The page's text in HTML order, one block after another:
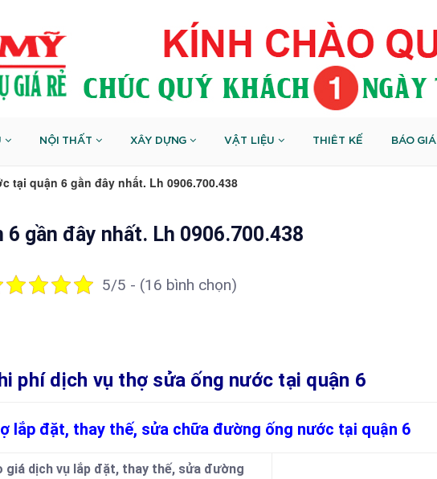
NỘI THẤT XÂY DỰNG VẬT LIỆU THIÊT KẾ BÁO GIÁ
tại quận 6 gần đây nhất. Lh 0906.700.438
gần đây nhất. Lh 0906.700.438
5/5 - (16 bình chọn)
phí dịch vụ thợ sửa ống nước tại quận 6
lắp đặt, thay thế, sửa chữa đường ống nước tại quận 6
dịch vụ lắp đặt, thay thế, sửa đường